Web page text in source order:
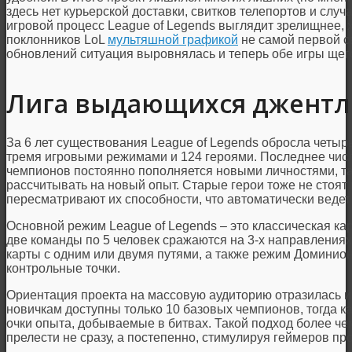
здесь нет курьерской доставки, свитков телепортов и
игровой процесс League of Legends выглядит зрелищнее,
поклонников LoL мультяшной графикой не самой первой
обновлений ситуация выровнялась и теперь обе игры
Лига выдающихся
За 6 лет существования League of Legends обросла
тремя игровыми режимами и 124 героями. Последнее
чемпионов постоянно пополняется новыми личностями,
рассчитывать на новый опыт. Старые герои тоже не
пересматривают их способности, что автоматически
Основной режим League of Legends – это классическая
две команды по 5 человек сражаются на 3-х
карты с одним или двумя путями, а также режим
контрольные точки.
Ориентация проекта на массовую аудиторию отразилась
новичкам доступны только 10 базовых чемпионов, тогда
очки опыта, добываемые в битвах. Такой подход более
прелести не сразу, а постепенно, стимулируя геймеров